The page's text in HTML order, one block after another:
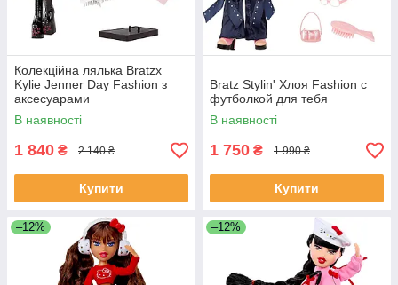
Колекційна лялька Bratzx
Kylie Jenner Day Fashion з
аксесуарами
В наявності
1 840 ₴ 2 140 ₴
Купити
Bratz Stylin' Хлоя Fashion с
футболкой для тебя
В наявності
1 750 ₴ 1 990 ₴
Купити
–12% –12%